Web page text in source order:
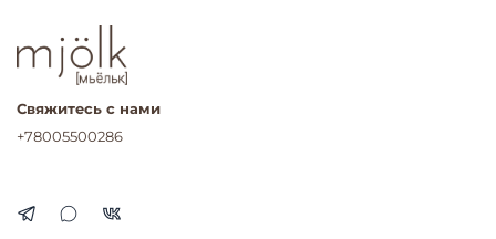
Свяжитесь с нами
+78005500286